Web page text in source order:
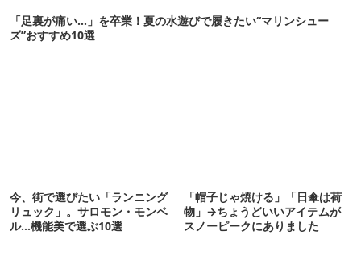
「足裏が痛い…」を卒業！夏の水遊びで履きたい“マリンシュー
ズ”おすすめ10選
今、街で選びたい「ランニング
リュック」。サロモン・モンベ
ル…機能美で選ぶ10選
「帽子じゃ焼ける」「日傘は荷
物」→ちょうどいいアイテムが
スノーピークにありました